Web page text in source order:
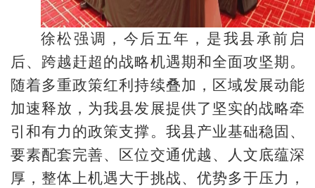
徐松强调，今后五年，是我县承前启
后、跨越赶超的战略机遇期和全面攻坚期。
随着多重政策红利持续叠加，区域发展动能
加速释放，为我县发展提供了坚实的战略牵
引和有力的政策支撑。我县产业基础稳固、
要素配套完善、区位交通优越、人文底蕴深
厚，整体上机遇大于挑战、优势多于压力，